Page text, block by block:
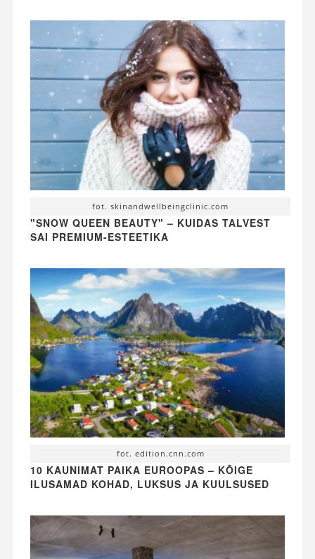
fot. skinandwellbeingclinic.com
"SNOW QUEEN BEAUTY" – KUIDAS TALVEST
SAI PREMIUM-ESTEETIKA
fot. edition.cnn.com
10 KAUNIMAT PAIKA EUROOPAS – KÕIGE
ILUSAMAD KOHAD, LUKSUS JA KUULSUSED